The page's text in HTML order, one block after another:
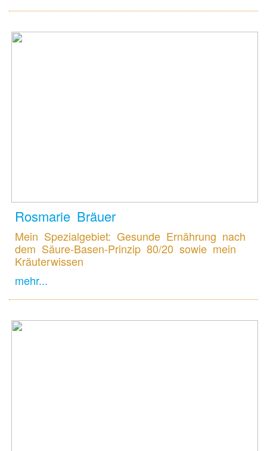
Rosmarie Bräuer
Mein Spezialgebiet: Gesunde Ernährung nach
dem Säure-Basen-Prinzip 80/20 sowie mein
Kräuterwissen
mehr...